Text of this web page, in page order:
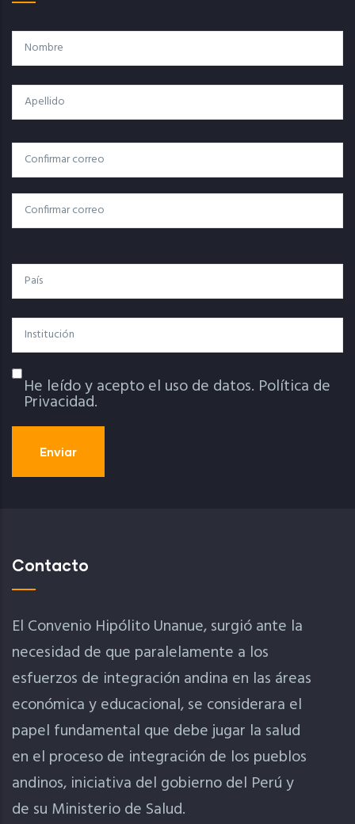
Nombre
Apellido
Correo
Electrónico
Correo Electrónico
Confirmar Correo
País
Institución
Política De Privacidad
He leído y acepto el uso de datos. Política de
Privacidad.
Contacto
El Convenio Hipólito Unanue, surgió ante la
necesidad de que paralelamente a los
esfuerzos de integración andina en las áreas
económica y educacional, se considerara el
papel fundamental que debe jugar la salud
en el proceso de integración de los pueblos
andinos, iniciativa del gobierno del Perú y
de su Ministerio de Salud.